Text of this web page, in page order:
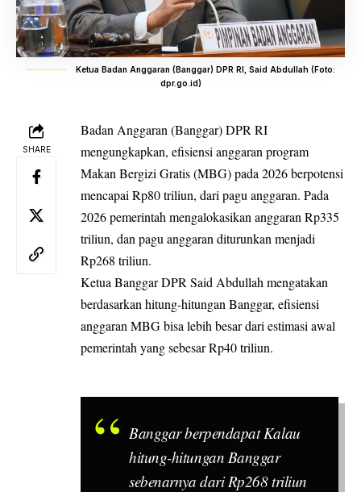
Ketua Badan Anggaran (Banggar) DPR RI, Said Abdullah (Foto:
dpr.go.id)
SHARE
Badan Anggaran (Banggar) DPR RI
mengungkapkan, efisiensi anggaranprogram
Makan Bergizi Gratis (MBG)pada 2026 berpotensi
mencapai Rp80 triliun, dari pagu anggaran. Pada
2026 pemerintah mengalokasikan anggaran Rp335
triliun, dan pagu anggaran diturunkan menjadi
Rp268 triliun.
Ketua Banggar DPR Said Abdullah mengatakan
berdasarkan hitung-hitungan Banggar, efisiensi
anggaran MBG bisa lebih besar dari estimasi awal
pemerintah yang sebesar Rp40 triliun.
Banggar berpendapat Kalau
hitung-hitungan Banggar
sebenarnya dari Rp268 triliun